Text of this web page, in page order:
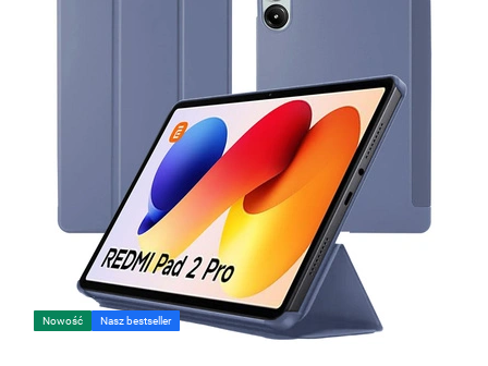
Nowość Nasz bestseller